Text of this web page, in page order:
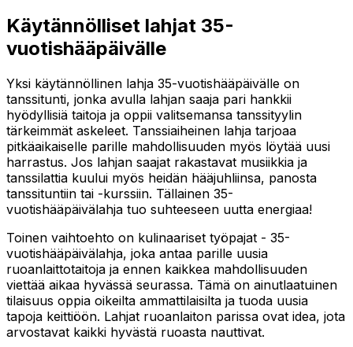
Käytännölliset lahjat 35-
vuotishääpäivälle
Yksi käytännöllinen lahja 35-vuotishääpäivälle on
tanssitunti, jonka avulla lahjan saaja pari hankkii
hyödyllisiä taitoja ja oppii valitsemansa tanssityylin
tärkeimmät askeleet. Tanssiaiheinen lahja tarjoaa
pitkäaikaiselle parille mahdollisuuden myös löytää uusi
harrastus. Jos lahjan saajat rakastavat musiikkia ja
tanssilattia kuului myös heidän hääjuhliinsa, panosta
tanssituntiin tai -kurssiin. Tällainen 35-
vuotishääpäivälahja tuo suhteeseen uutta energiaa!
Toinen vaihtoehto on kulinaariset työpajat - 35-
vuotishääpäivälahja, joka antaa parille uusia
ruoanlaittotaitoja ja ennen kaikkea mahdollisuuden
viettää aikaa hyvässä seurassa. Tämä on ainutlaatuinen
tilaisuus oppia oikeilta ammattilaisilta ja tuoda uusia
tapoja keittiöön. Lahjat ruoanlaiton parissa ovat idea, jota
arvostavat kaikki hyvästä ruoasta nauttivat.